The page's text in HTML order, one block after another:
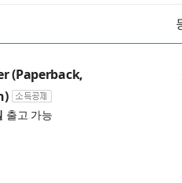
(Paperback,
출고 가능